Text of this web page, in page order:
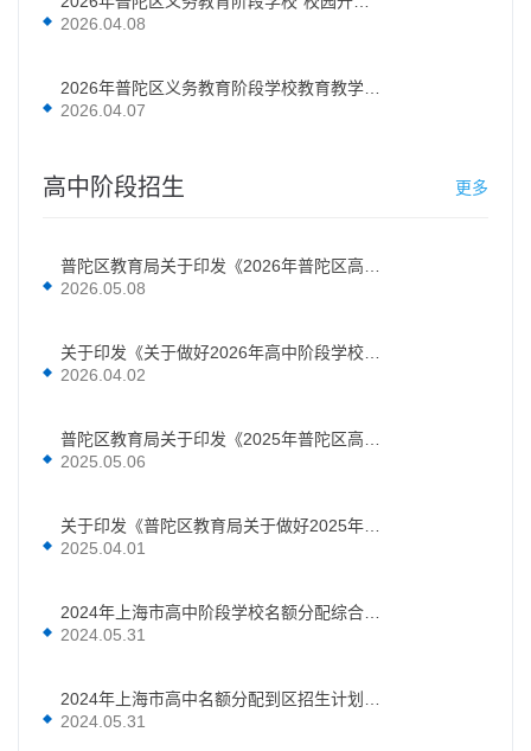
2026.04.08
2026.04.07
高中阶段招生 更多
2026.05.08
2026.04.02
2025.05.06
2025.04.01
2024.05.31
2024.05.31